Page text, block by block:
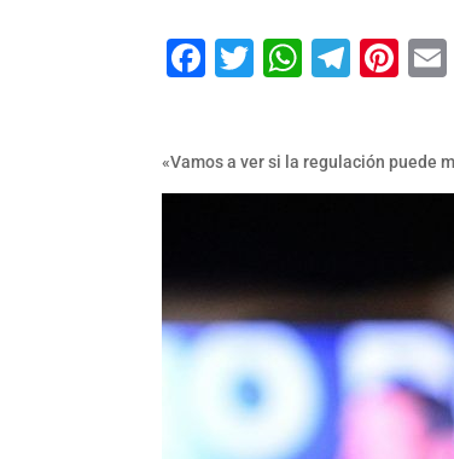
Facebook
Twitter
«Vamos a ver si la regulación puede